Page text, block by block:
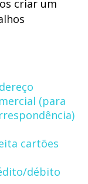
criar um
(para
cartões
débito